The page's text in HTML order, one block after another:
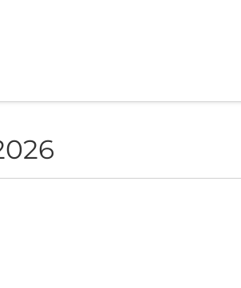
Summer Edition